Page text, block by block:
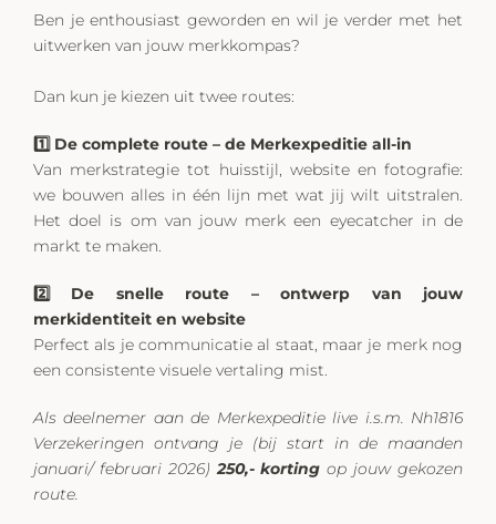
Ben je enthousiast geworden en wil je verder met het
uitwerken van jouw merkkompas?
Dan kun je kiezen uit twee routes:
1️⃣ De complete route – de Merkexpeditie all-in
Van merkstrategie tot huisstijl, website en fotografie:
we bouwen alles in één lijn met wat jij wilt uitstralen.
Het doel is om van jouw merk een eyecatcher in de
markt te maken.
2️⃣ De snelle route – ontwerp van jouw
merkidentiteit en website
Perfect als je communicatie al staat, maar je merk nog
een consistente visuele vertaling mist.
Als deelnemer aan de Merkexpeditie live i.s.m. Nh1816
Verzekeringen ontvang je (bij start in de maanden
januari/ februari 2026)250,- korting op jouw gekozen
route.